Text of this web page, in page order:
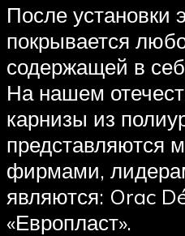
После установки
покрывается
содержащей в
На нашем
карнизы из
представляются
фирмами,
являются: Orac
«Европласт».